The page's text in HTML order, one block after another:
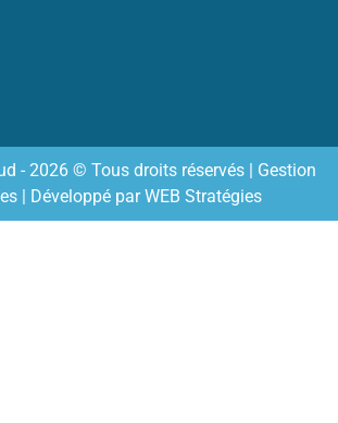
- 2026 © Tous droits réservés | Gestion
| Développé parWEB Stratégies